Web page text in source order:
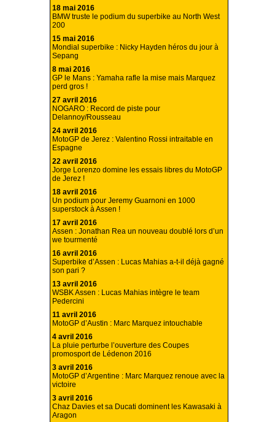
18 mai 2016
BMW truste le podium du superbike au North West
200
15 mai 2016
Mondial superbike : Nicky Hayden héros du jour à
Sepang
8 mai 2016
GP le Mans : Yamaha rafle la mise mais Marquez
perd gros !
27 avril 2016
NOGARO : Record de piste pour
Delannoy/Rousseau
24 avril 2016
MotoGP de Jerez : Valentino Rossi intraitable en
Espagne
22 avril 2016
Jorge Lorenzo domine les essais libres du MotoGP
de Jerez !
18 avril 2016
Un podium pour Jeremy Guarnoni en 1000
superstock à Assen !
17 avril 2016
Assen : Jonathan Rea un nouveau doublé lors d’un
we tourmenté
16 avril 2016
Superbike d’Assen : Lucas Mahias a-t-il déjà gagné
son pari ?
13 avril 2016
WSBK Assen : Lucas Mahias intègre le team
Pedercini
11 avril 2016
MotoGP d’Austin : Marc Marquez intouchable
4 avril 2016
La pluie perturbe l’ouverture des Coupes
promosport de Lédenon 2016
3 avril 2016
MotoGP d’Argentine : Marc Marquez renoue avec la
victoire
3 avril 2016
Chaz Davies et sa Ducati dominent les Kawasaki à
Aragon